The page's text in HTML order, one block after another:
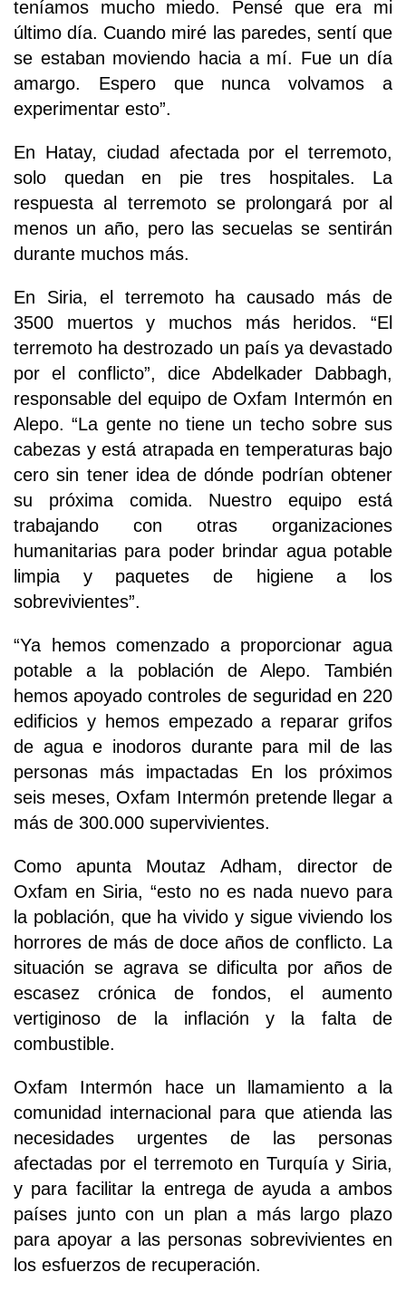
teníamos mucho miedo. Pensé que era mi
último día. Cuando miré las paredes, sentí que
se estaban moviendo hacia a mí. Fue un día
amargo. Espero que nunca volvamos a
experimentar esto”.
En Hatay, ciudad afectada por el terremoto,
solo quedan en pie tres hospitales. La
respuesta al terremoto se prolongará por al
menos un año, pero las secuelas se sentirán
durante muchos más.
En Siria, el terremoto ha causado más de
3500 muertos y muchos más heridos. “El
terremoto ha destrozado un país ya devastado
por el conflicto”, dice Abdelkader Dabbagh,
responsable del equipo de Oxfam Intermón en
Alepo. “La gente no tiene un techo sobre sus
cabezas y está atrapada en temperaturas bajo
cero sin tener idea de dónde podrían obtener
su próxima comida. Nuestro equipo está
trabajando con otras organizaciones
humanitarias para poder brindar agua potable
limpia y paquetes de higiene a los
sobrevivientes”.
“Ya hemos comenzado a proporcionar agua
potable a la población de Alepo. También
hemos apoyado controles de seguridad en 220
edificios y hemos empezado a reparar grifos
de agua e inodoros durante para mil de las
personas más impactadas En los próximos
seis meses, Oxfam Intermón pretende llegar a
más de 300.000 supervivientes.
Como apunta Moutaz Adham, director de
Oxfam en Siria, “esto no es nada nuevo para
la población, que ha vivido y sigue viviendo los
horrores de más de doce años de conflicto. La
situación se agrava se dificulta por años de
escasez crónica de fondos, el aumento
vertiginoso de la inflación y la falta de
combustible.
Oxfam Intermón hace un llamamiento a la
comunidad internacional para que atienda las
necesidades urgentes de las personas
afectadas por el terremoto en Turquía y Siria,
y para facilitar la entrega de ayuda a ambos
países junto con un plan a más largo plazo
para apoyar a las personas sobrevivientes en
los esfuerzos de recuperación.